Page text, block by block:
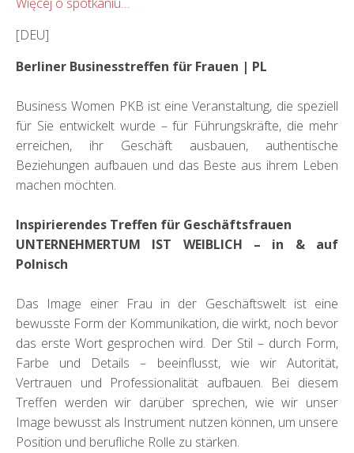
[DEU]
Berliner Businesstreffen für Frauen | PL
Business Women PKB ist eine Veranstaltung, die speziell
für Sie entwickelt wurde – für Führungskräfte, die mehr
erreichen, ihr Geschäft ausbauen, authentische
Beziehungen aufbauen und das Beste aus ihrem Leben
machen möchten.
Inspirierendes Treffen für Geschäftsfrauen
UNTERNEHMERTUM IST WEIBLICH – in & auf
Polnisch
Das Image einer Frau in der Geschäftswelt ist eine
bewusste Form der Kommunikation, die wirkt, noch bevor
das erste Wort gesprochen wird. Der Stil – durch Form,
Farbe und Details – beeinflusst, wie wir Autorität,
Vertrauen und Professionalität aufbauen. Bei diesem
Treffen werden wir darüber sprechen, wie wir unser
Image bewusst als Instrument nutzen können, um unsere
Position und berufliche Rolle zu stärken.